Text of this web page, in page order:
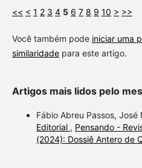
<< < 1 2 3 4 5 6 7 8 9 10 > >>
Você também pode iniciar uma
similaridadepara este artigo.
Artigos mais lidos pelo
Fábio Abreu Passos,
Editorial , Pensando -
(2024): Dossiê Antero de